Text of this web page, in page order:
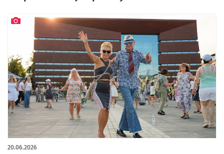
20.06.2026
artykuł z galerią zdjęć